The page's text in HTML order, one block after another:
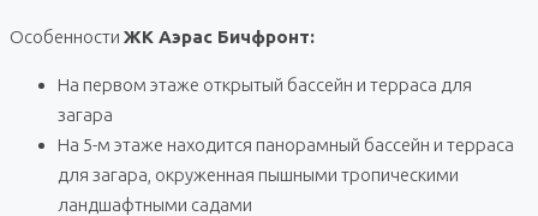
Особенности ЖК Аэрас Бичфронт:
На первом этаже открытый бассейн и терраса для
загара
На 5-м этаже находится панорамный бассейн и терраса
для загара, окруженная пышными тропическими
ландшафтными садами